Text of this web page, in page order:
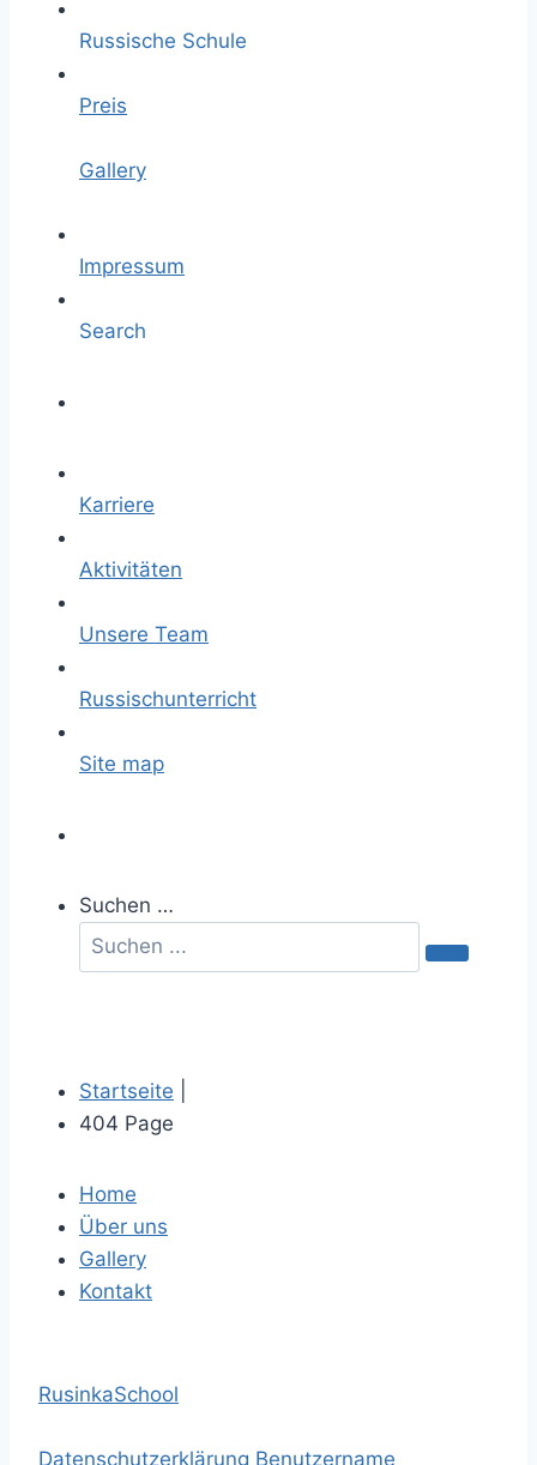
Russische Schule
Preis
Gallery
Impressum
Search
Karriere
Aktivitäten
Unsere Team
Russischunterricht
Site map
Suchen …
Startseite
404 Page
Home
Über uns
Gallery
Kontakt
RusinkaSchool
Datenschutzerklärung Benutzername